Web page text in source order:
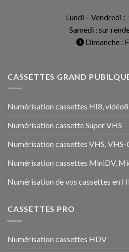
Lundi – Vendredi :
Samedi : sur
Dimanche :
CASSETTES GRAND
Numérisation cassettes HI8,
Numérisation cassette Super VHS
Numérisation cassettes VHS, VHS-
Numérisation cassettes MiniDV,
Numérisation de vos cassettes en
CASSETTES PRO
Numérisation cassettes HDV